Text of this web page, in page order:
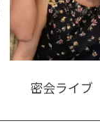
密会ライブ